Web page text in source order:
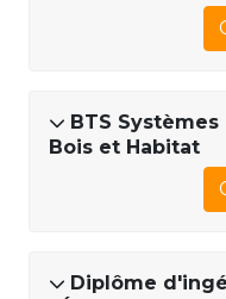
BTS
Bois et Habitat
Diplôme